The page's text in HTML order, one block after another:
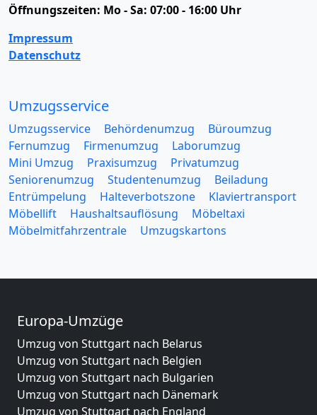
Öffnungszeiten: Mo - Sa: 07:00 - 16:00 Uhr
Impressum
Datenschutz
Umzugsservice
Umzugsservice Behördenumzug
Büroumzug
Fernumzug
Firmenumzug
Laborumzug
Mini Umzug
Praxisumzug
Privatumzug
Seniorenumzug
Studentenumzug
Beiladung
Entrümpelung
Halteverbotszone
Klaviertransport
Möbellift
Haushaltsauflösung
Möbeltaxi
Möbelmitfahrzentrale
Umzugskartons
Europa-Umzüge
Umzug von Stuttgart nach Belarus
Umzug von Stuttgart nach Belgien
Umzug von Stuttgart nach Bulgarien
Umzug von Stuttgart nach Dänemark
Umzug von Stuttgart nach England